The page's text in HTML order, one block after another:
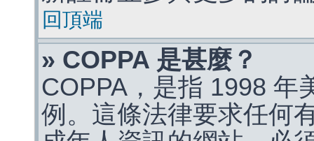
回頂端
» COPPA 是甚麼？
COPPA，是指 1998 年
例。這條法律要求任何